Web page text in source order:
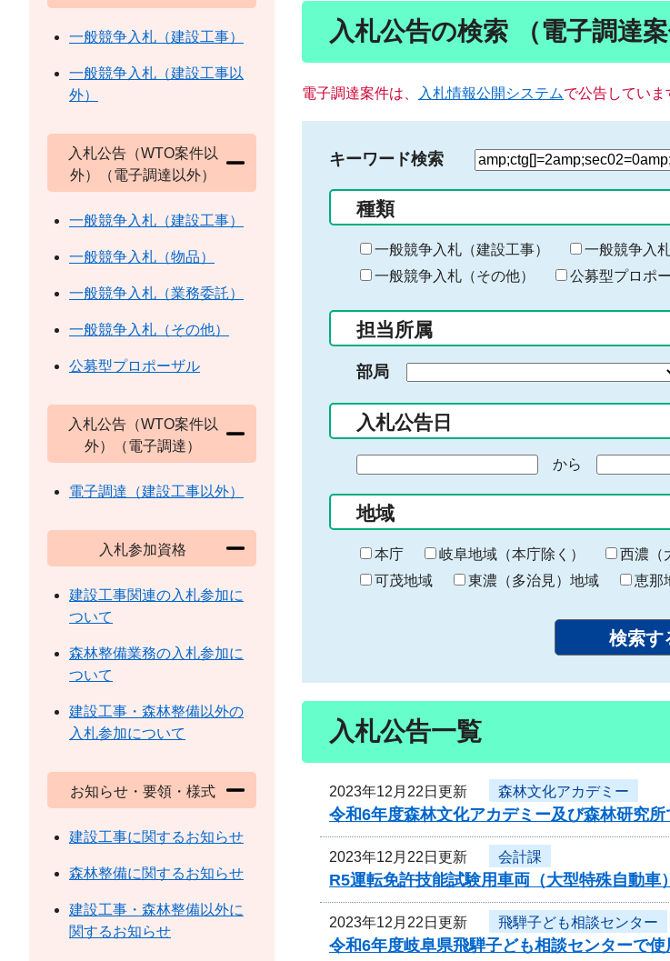
入札公告の検索 （電子調達案
電子調達案件は、 入札情報公開システムで公告していま
キーワード検索
検
る
キ
ー
ー
入
力
種類
一般競争入札（建設工事） 一般競争入
一般競争入札（その他）
公募型プロポ
担当所属
部局
入札公告日
の
始
ま
り
から
終
わ
り
地域
本庁 岐阜地域（本庁除く） 西濃（
可茂地域
東濃（多治見）地域 恵那
入札公告一覧
2023年12月22日更新 森林文化アカデミー
令和6年度森林文化アカデミー及び森林研究
2023年12月22日更新 会計課
R5運転免許技能試験用車両（大型特殊自動車
2023年12月22日更新 飛騨子ども相談センター
令和6年度岐阜県飛騨子ども相談センターで
一般競争入札（建設工事）
一般競争入札（建設工事以
外）
入札公告（WTO案件以
外）（電子調達以外）
一般競争入札（建設工事）
一般競争入札（物品）
一般競争入札（業務委託）
一般競争入札（その他）
公募型プロポーザル
入札公告（WTO案件以
外）（電子調達）
電子調達（建設工事以外）
入札参加資格
建設工事関連の入札参加に
ついて
森林整備業務の入札参加に
ついて
建設工事・森林整備以外の
入札参加について
お知らせ・要領・様式
建設工事に関するお知らせ
森林整備に関するお知らせ
建設工事・森林整備以外に
関するお知らせ